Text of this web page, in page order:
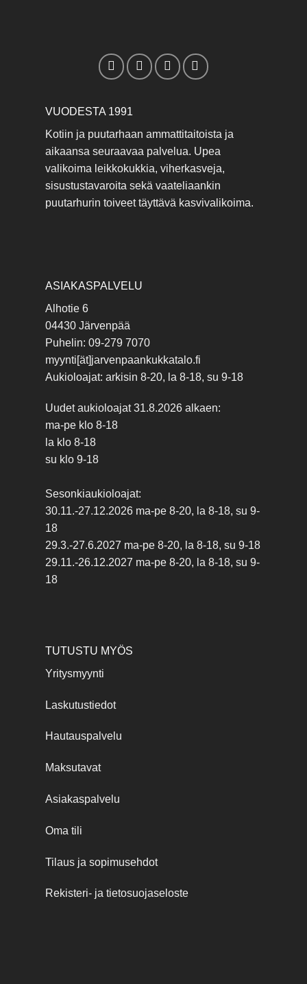
VUODESTA 1991
Kotiin ja puutarhaan ammattitaitoista ja
aikaansa seuraavaa palvelua. Upea
valikoima leikkokukkia, viherkasveja,
sisustustavaroita sekä vaateliaankin
puutarhurin toiveet täyttävä kasvivalikoima.
ASIAKASPALVELU
Alhotie 6
04430 Järvenpää
Puhelin: 09-279 7070
myynti[ät]jarvenpaankukkatalo.fi
Aukioloajat: arkisin 8-20, la 8-18, su 9-18
Uudet aukioloajat 31.8.2026 alkaen:
ma-pe klo 8-18
la klo 8-18
su klo 9-18
Sesonkiaukioloajat:
30.11.-27.12.2026 ma-pe 8-20, la 8-18, su 9-
18
29.3.-27.6.2027 ma-pe 8-20, la 8-18, su 9-18
29.11.-26.12.2027 ma-pe 8-20, la 8-18, su 9-
18
TUTUSTU MYÖS
Yritysmyynti
Laskutustiedot
Hautauspalvelu
Maksutavat
Asiakaspalvelu
Oma tili
Tilaus ja sopimusehdot
Rekisteri- ja tietosuojaseloste